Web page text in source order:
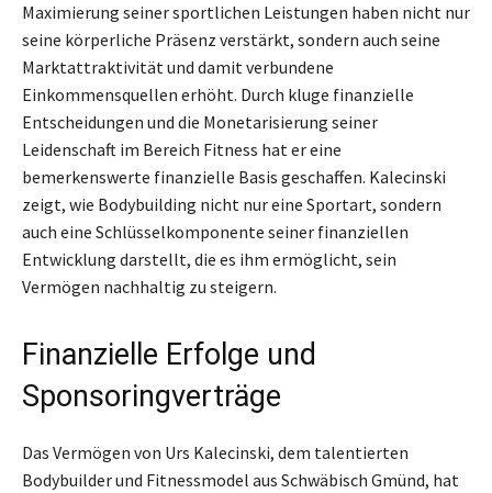
Maximierung seiner sportlichen Leistungen haben nicht nur
seine körperliche Präsenz verstärkt, sondern auch seine
Marktattraktivität und damit verbundene
Einkommensquellen erhöht. Durch kluge finanzielle
Entscheidungen und die Monetarisierung seiner
Leidenschaft im Bereich Fitness hat er eine
bemerkenswerte finanzielle Basis geschaffen. Kalecinski
zeigt, wie Bodybuilding nicht nur eine Sportart, sondern
auch eine Schlüsselkomponente seiner finanziellen
Entwicklung darstellt, die es ihm ermöglicht, sein
Vermögen nachhaltig zu steigern.
Finanzielle Erfolge und
Sponsoringverträge
Das Vermögen von Urs Kalecinski, dem talentierten
Bodybuilder und Fitnessmodel aus Schwäbisch Gmünd, hat